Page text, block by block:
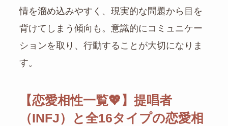
情を溜め込みやすく、現実的な問題から目を
背けてしまう傾向も。意識的にコミュニケー
ションを取り、行動することが大切になりま
す。
【恋愛相性一覧💖】提唱者
（INFJ）と全16タイプの恋愛相